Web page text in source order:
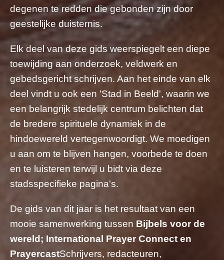
degenen te redden die gebonden zijn door
geestelijke duisternis.
Elk deel van deze gids weerspiegelt een diepe
toewijding aan onderzoek, veldwerk en
gebedsgericht schrijven. Aan het einde van elk
deel vindt u ook een 'Stad in Beeld', waarin we
een belangrijk stedelijk centrum belichten dat
de bredere spirituele dynamiek in de
hindoewereld vertegenwoordigt. We moedigen
u aan om te blijven hangen, voorbede te doen
en te luisteren terwijl u bidt via deze
stadsspecifieke pagina's.
De gids van dit jaar is het resultaat van een
mooie samenwerking tussen Bijbels voor de
wereld; International Prayer Connect en
PrayercastSchrijvers, redacteuren,